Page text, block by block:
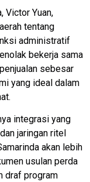
Victor Yuan,
tentang
administratif
bekerja sama
sebesar
yang ideal dalam
integrasi yang
jaringan ritel
akan lebih
usulan perda
draf program